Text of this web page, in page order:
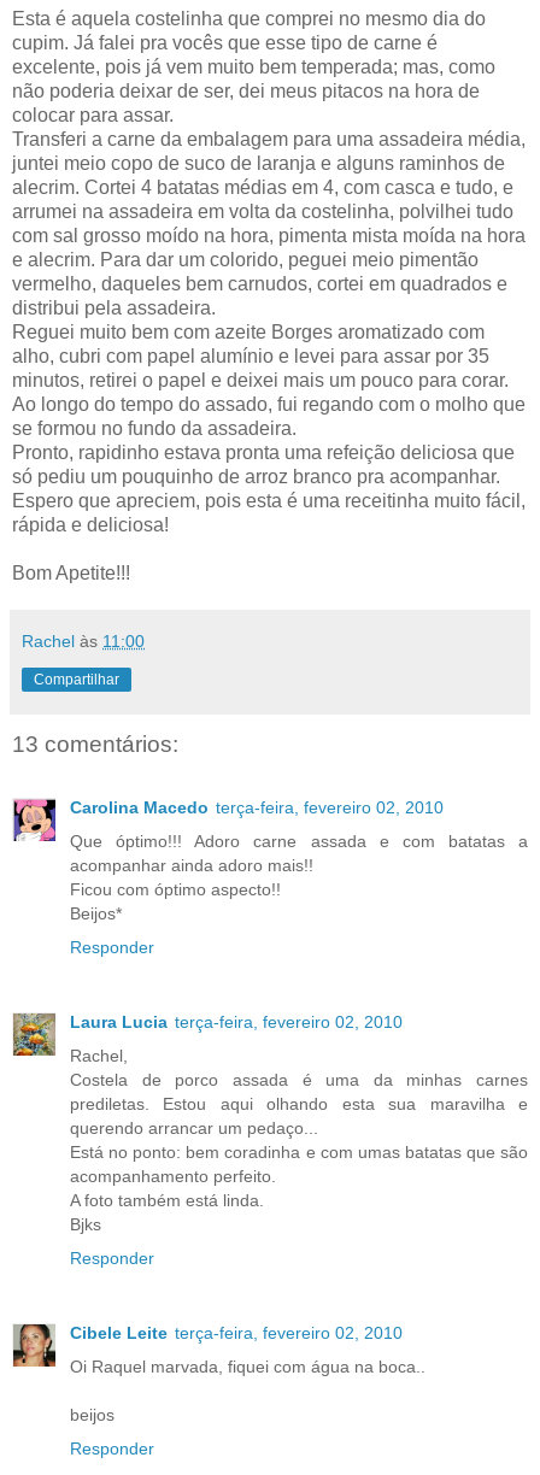
Esta é aquela costelinha que comprei no mesmo dia do
cupim. Já falei pra vocês que esse tipo de carne é
excelente, pois já vem muito bem temperada; mas, como
não poderia deixar de ser, dei meus pitacos na hora de
colocar para assar.
Transferi a carne da embalagem para uma assadeira média,
juntei meio copo de suco de laranja e alguns raminhos de
alecrim. Cortei 4 batatas médias em 4, com casca e tudo, e
arrumei na assadeira em volta da costelinha, polvilhei tudo
com sal grosso moído na hora, pimenta mista moída na hora
e alecrim. Para dar um colorido, peguei meio pimentão
vermelho, daqueles bem carnudos, cortei em quadrados e
distribui pela assadeira.
Reguei muito bem com azeite Borges aromatizado com
alho, cubri com papel alumínio e levei para assar por 35
minutos, retirei o papel e deixei mais um pouco para corar.
Ao longo do tempo do assado, fui regando com o molho que
se formou no fundo da assadeira.
Pronto, rapidinho estava pronta uma refeição deliciosa que
só pediu um pouquinho de arroz branco pra acompanhar.
Espero que apreciem, pois esta é uma receitinha muito fácil,
rápida e deliciosa!
Bom Apetite!!!
Rachel às 11:00
Compartilhar
13 comentários:
Carolina Macedo terça-feira, fevereiro 02, 2010
Que óptimo!!! Adoro carne assada e com batatas a
acompanhar ainda adoro mais!!
Ficou com óptimo aspecto!!
Beijos*
Responder
Laura Lucia terça-feira, fevereiro 02, 2010
Rachel,
Costela de porco assada é uma da minhas carnes
prediletas. Estou aqui olhando esta sua maravilha e
querendo arrancar um pedaço...
Está no ponto: bem coradinha e com umas batatas que são
acompanhamento perfeito.
A foto também está linda.
Bjks
Responder
Cibele Leite terça-feira, fevereiro 02, 2010
Oi Raquel marvada, fiquei com água na boca..
beijos
Responder